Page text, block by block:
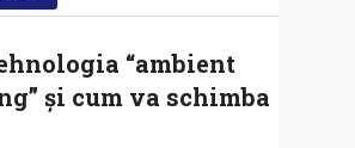
“ambient
și cum va schimba